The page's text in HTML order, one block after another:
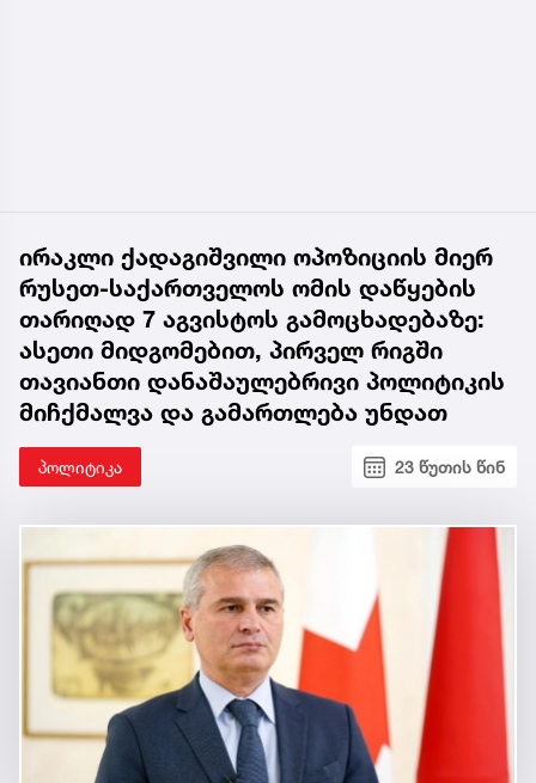
ირაკლი ქადაგიშვილი ოპოზიციის მიერ
რუსეთ-საქართველოს ომის დაწყების
თარიღად 7 აგვისტოს გამოცხადებაზე:
ასეთი მიდგომებით, პირველ რიგში
თავიანთი დანაშაულებრივი პოლიტიკის
მიჩქმალვა და გამართლება უნდათ
პოლიტიკა 23 წუთის წინ